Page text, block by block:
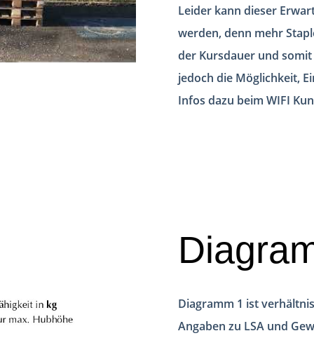
Leider kann dieser
werden, denn mehr
der Kursdauer und
jedoch die Möglichkeit,
Infos dazu beim WIFI
Diagramm 1 ist
Angaben zu LSA und